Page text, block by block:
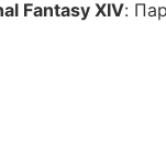
Fantasy XIV: